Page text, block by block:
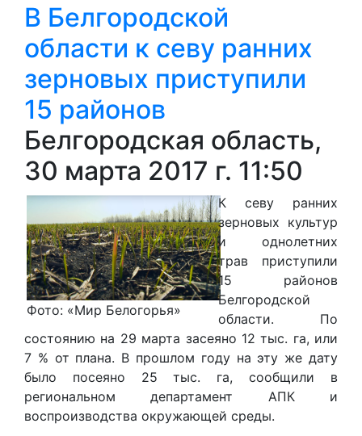
В Белгородской
области к севу ранних
зерновых приступили
15 районов
Белгородская область,
30 марта 2017 г. 11:50
Фото: «Мир Белогорья»
К севу ранних
зерновых культур
и однолетних
трав приступили
15 районов
Белгородской
области. По
состоянию на 29 марта засеяно 12 тыс. га, или
7 % от плана. В прошлом году на эту же дату
было посеяно 25 тыс. га, сообщили в
региональном департамент АПК и
воспроизводства окружающей среды.